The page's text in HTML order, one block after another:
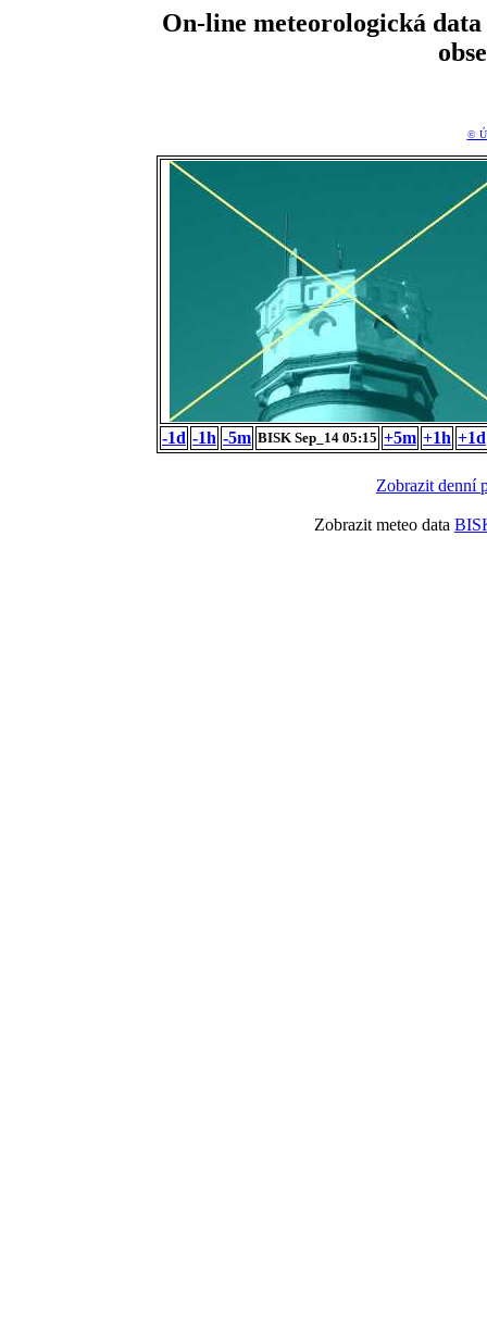
On-line meteorologická
©
-1d -1h -5m BISK Sep_14 05:15 +5m +1h +1d
Zobrazit denní
Zobrazit meteo data